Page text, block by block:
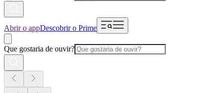
Abrir o appDescobrir o Prime
Que gostaria de ouvir?